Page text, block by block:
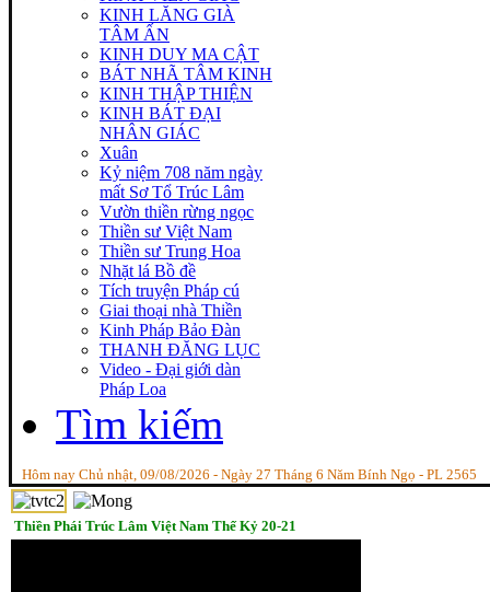
KINH LĂNG GIÀ
TÂM ẤN
KINH DUY MA CẬT
BÁT NHÃ TÂM KINH
KINH THẬP THIỆN
KINH BÁT ĐẠI
NHÂN GIÁC
Xuân
Kỷ niệm 708 năm ngày
mất Sơ Tổ Trúc Lâm
Vườn thiền rừng ngọc
Thiền sư Việt Nam
Thiền sư Trung Hoa
Nhặt lá Bồ đề
Tích truyện Pháp cú
Giai thoại nhà Thiền
Kinh Pháp Bảo Đàn
THANH ĐĂNG LỤC
Video - Đại giới dàn
Pháp Loa
Tìm kiếm
Hôm nay Chủ nhật, 09/08/2026 - Ngày 27 Tháng 6 Năm Bính Ngọ - PL 2565
Thiền Phái Trúc Lâm Việt Nam Thế Kỷ 20-21